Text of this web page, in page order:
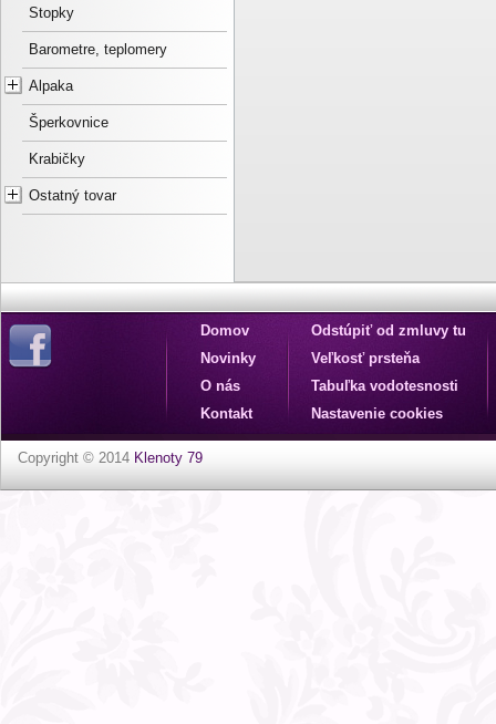
Stopky
Barometre, teplomery
Alpaka
Šperkovnice
Krabičky
Ostatný tovar
Domov
Novinky
O nás
Kontakt
Odstúpiť od zmluvy tu
Veľkosť prsteňa
Tabuľka vodotesnosti
Nastavenie cookies
Copyright © 2014 Klenoty 79